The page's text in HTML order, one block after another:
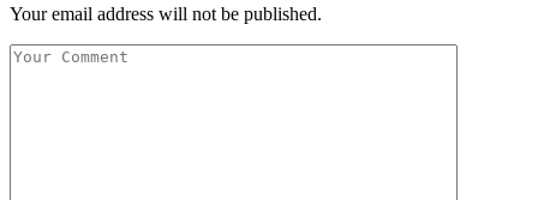
Your email address will not be published.